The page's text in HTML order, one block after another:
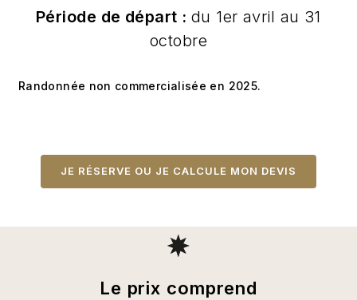
Période de départ : du 1er avril au 31
octobre
Randonnée non commercialisée en 2025.
JE RÉSERVE OU JE CALCULE MON DEVIS
Le prix comprend